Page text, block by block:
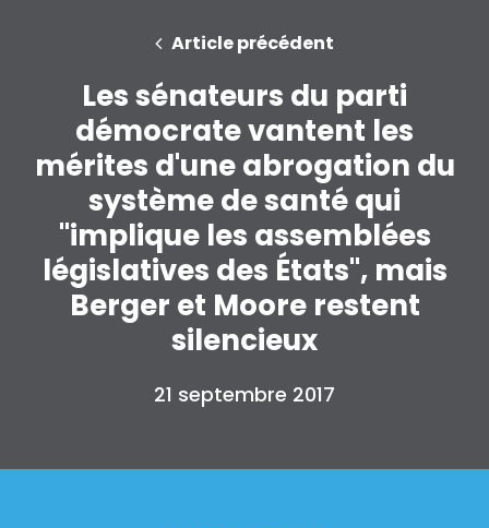
Article précédent
Les sénateurs du parti
démocrate vantent les
mérites d'une abrogation du
système de santé qui
"implique les assemblées
législatives des États", mais
Berger et Moore restent
silencieux
21 septembre 2017